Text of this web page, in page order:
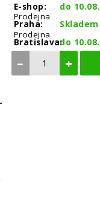
E-shop:
do 10.08.
Prodejna
Praha:
Skladem
Prodejna
Bratislava:do 10.08.
– +